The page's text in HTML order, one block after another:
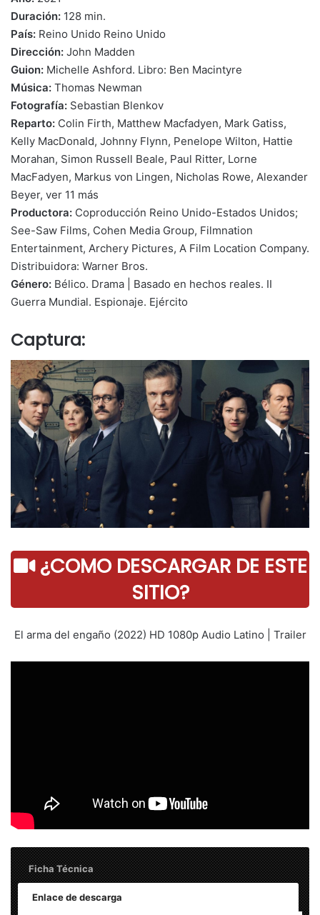
Duración: 128 min.
País: Reino Unido Reino Unido
Dirección: John Madden
Guion: Michelle Ashford. Libro: Ben Macintyre
Música: Thomas Newman
Fotografía: Sebastian Blenkov
Reparto: Colin Firth, Matthew Macfadyen, Mark Gatiss,
Kelly MacDonald, Johnny Flynn, Penelope Wilton, Hattie
Morahan, Simon Russell Beale, Paul Ritter, Lorne
MacFadyen, Markus von Lingen, Nicholas Rowe, Alexander
Beyer, ver 11 más
Productora: Coproducción Reino Unido-Estados Unidos;
See-Saw Films, Cohen Media Group, Filmnation
Entertainment, Archery Pictures, A Film Location Company.
Distribuidora: Warner Bros.
Género: Bélico. Drama | Basado en hechos reales. II
Guerra Mundial. Espionaje. Ejército
Captura:
¿COMO DESCARGAR DE ESTE
SITIO?
El arma del engaño (2022) HD 1080p Audio Latino | Trailer
Ficha Técnica
Enlace de descarga